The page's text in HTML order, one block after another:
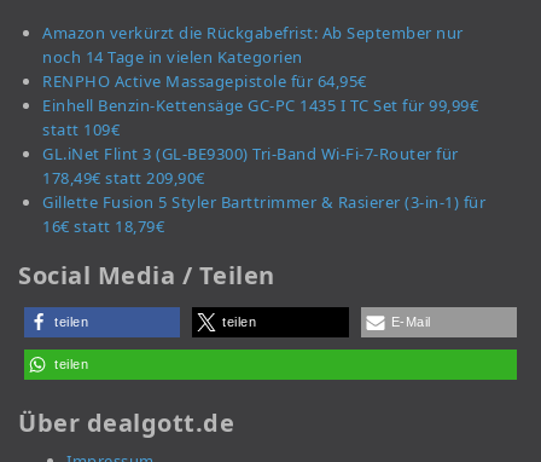
Amazon verkürzt die Rückgabefrist: Ab September nur
noch 14 Tage in vielen Kategorien
RENPHO Active Massagepistole für 64,95€
Einhell Benzin-Kettensäge GC-PC 1435 I TC Set für 99,99€
statt 109€
GL.iNet Flint 3 (GL-BE9300) Tri-Band Wi-Fi-7-Router für
178,49€ statt 209,90€
Gillette Fusion 5 Styler Barttrimmer & Rasierer (3-in-1) für
16€ statt 18,79€
Social Media / Teilen
teilen teilen E-Mail
teilen
Über dealgott.de